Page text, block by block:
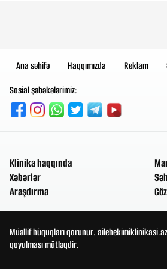
Ana səhifə Haqqımızda Reklam
Sosial şəbəkələrimiz:
Klinika haqqında
Xəbərlər
Araşdırma
Müəllif hüquqları qorunur.
qoyulması mütləqdir.